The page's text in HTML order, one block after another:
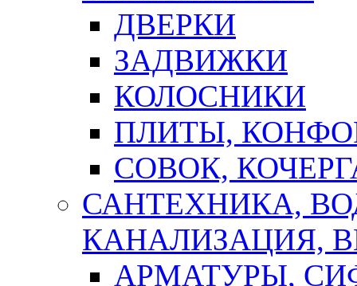
ДВЕРКИ
ЗАДВИЖКИ
КОЛОСНИКИ
ПЛИТЫ,
СОВОК,
САНТЕХНИКА,
КАНАЛИЗАЦИЯ,
АРМАТУРЫ,